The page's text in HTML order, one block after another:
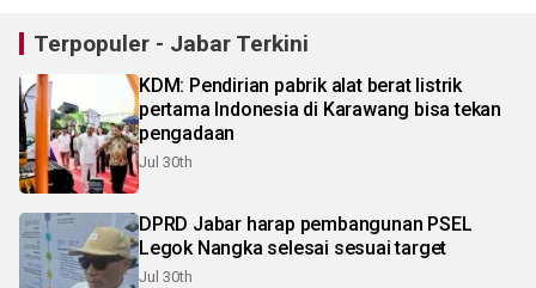
Terpopuler - Jabar Terkini
KDM: Pendirian pabrik alat berat listrik
pertama Indonesia di Karawang bisa tekan
pengadaan
Jul 30th
DPRD Jabar harap pembangunan PSEL
Legok Nangka selesai sesuai target
Jul 30th